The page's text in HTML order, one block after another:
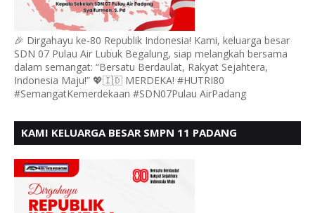
🎉 Dirgahayu ke-80 Republik Indonesia! Kami, keluarga besar
SDN 07 Pulau Air Lubuk Begalung, siap melangkah bersama
dalam semangat: “Bersatu Berdaulat, Rakyat Sejahtera,
Indonesia Maju!” 💖🇮🇩 MERDEKA! #HUTRI80
#SemangatKemerdekaan #SDN07Pulau AirPadang
KAMI KELUARGA BESAR SMPN 11 PADANG
BERDAULAT